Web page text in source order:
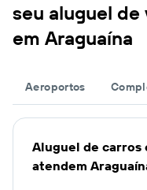
seu aluguel de
em Araguaína
Aeroportos
Aluguel de carros
atendem